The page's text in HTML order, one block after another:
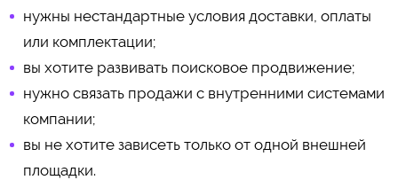
нужны нестандартные условия доставки, оплаты
или комплектации;
вы хотите развивать поисковое продвижение;
нужно связать продажи с внутренними системами
компании;
вы не хотите зависеть только от одной внешней
площадки.